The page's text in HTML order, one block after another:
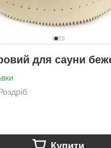
для сауни
Купити